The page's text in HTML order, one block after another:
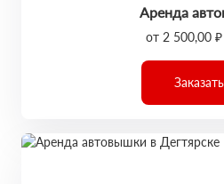
Аренда
от 2 500,00
Заказать